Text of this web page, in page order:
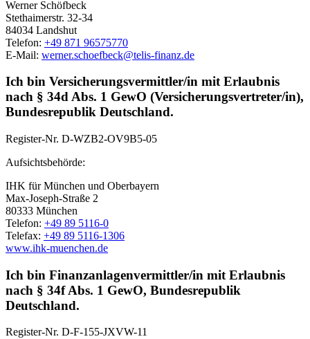
Werner Schöfbeck
Stethaimerstr. 32-34
84034 Landshut
Telefon: +49 871 96575770
E-Mail: werner.schoefbeck@telis-finanz.de
Ich bin Versicherungsvermittler/in mit Erlaubnis
nach § 34d Abs. 1 GewO (Versicherungsvertreter/in),
Bundesrepublik Deutschland.
Register-Nr. D-WZB2-OV9B5-05
Aufsichtsbehörde:
IHK für München und Oberbayern
Max-Joseph-Straße 2
80333 München
Telefon: +49 89 5116-0
Telefax: +49 89 5116-1306
www.ihk-muenchen.de
Ich bin Finanzanlagenvermittler/in mit Erlaubnis
nach § 34f Abs. 1 GewO, Bundesrepublik
Deutschland.
Register-Nr. D-F-155-JXVW-11